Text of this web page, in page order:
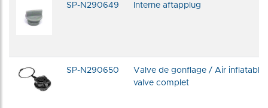
SP-N290649 Interne aftapplug
SP-N290650
Valve de gonflage / Air inflatable
valve complet